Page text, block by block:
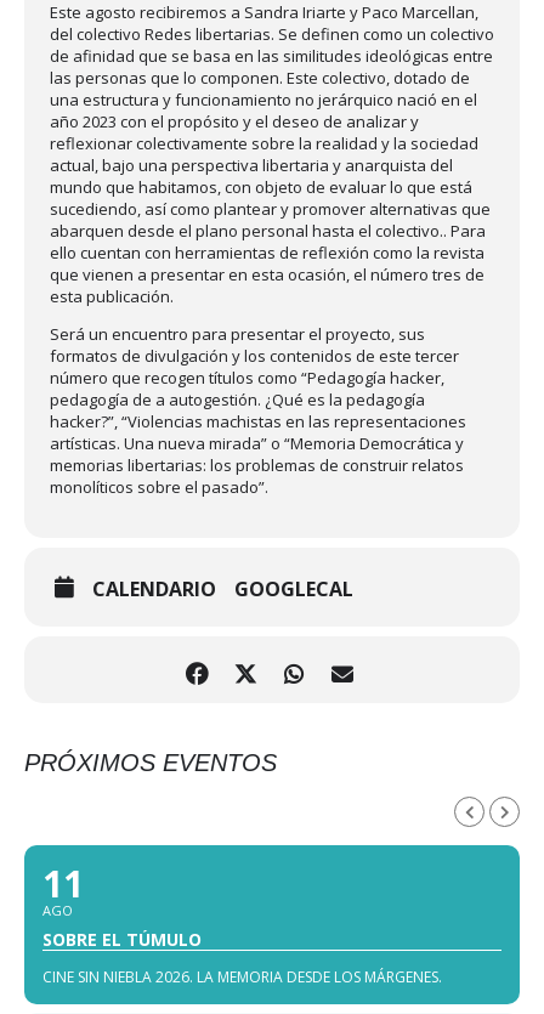
Este agosto recibiremos a Sandra Iriarte y Paco Marcellan,
del colectivo Redes libertarias. Se definen como un colectivo
de afinidad que se basa en las similitudes ideológicas entre
las personas que lo componen. Este colectivo, dotado de
una estructura y funcionamiento no jerárquico nació en el
año 2023 con el propósito y el deseo de analizar y
reflexionar colectivamente sobre la realidad y la sociedad
actual, bajo una perspectiva libertaria y anarquista del
mundo que habitamos, con objeto de evaluar lo que está
sucediendo, así como plantear y promover alternativas que
abarquen desde el plano personal hasta el colectivo.. Para
ello cuentan con herramientas de reflexión como la revista
que vienen a presentar en esta ocasión, el número tres de
esta publicación.
Será un encuentro para presentar el proyecto, sus
formatos de divulgación y los contenidos de este tercer
número que recogen títulos como “Pedagogía hacker,
pedagogía de a autogestión. ¿Qué es la pedagogía
hacker?”, “Violencias machistas en las representaciones
artísticas. Una nueva mirada” o “Memoria Democrática y
memorias libertarias: los problemas de construir relatos
monolíticos sobre el pasado”.
CALENDARIO GOOGLECAL
PRÓXIMOS EVENTOS
11
AGO
SOBRE EL TÚMULO
CINE SIN NIEBLA 2026. LA MEMORIA DESDE LOS MÁRGENES.